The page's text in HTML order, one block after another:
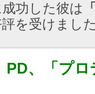
功した彼は
を受けまし
、「プロ